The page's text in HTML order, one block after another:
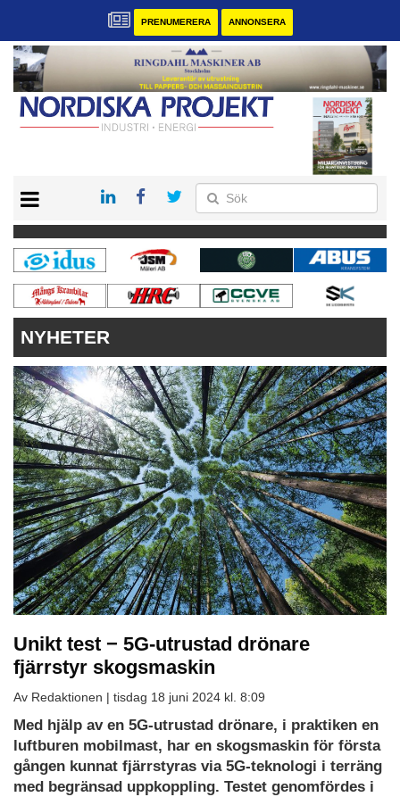
PRENUMERERA ANNONSERA
KONTAKT
VÅRA ANDRA MAGASIN
PRENUMERERA
ANNONSERA
NYHETER
Unikt test − 5G-utrustad drönare
fjärrstyr skogsmaskin
Av Redaktionen | tisdag 18 juni 2024 kl. 8:09
Med hjälp av en 5G-utrustad drönare, i praktiken en
luftburen mobilmast, har en skogsmaskin för första
gången kunnat fjärrstyras via 5G-teknologi i terräng
med begränsad uppkoppling. Testet genomfördes i